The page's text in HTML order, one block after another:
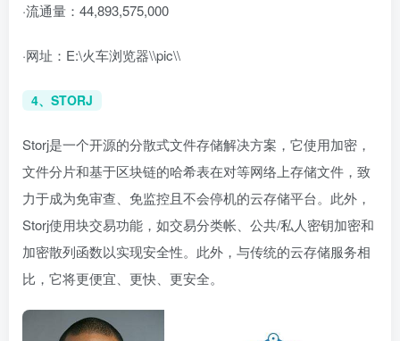
·流通量：44,893,575,000
·网址：E:\火车浏览器\\pic\\
4、STORJ
Storj是一个开源的分散式文件存储解决方案，它使用加密，
文件分片和基于区块链的哈希表在对等网络上存储文件，致
力于成为免审查、免监控且不会停机的云存储平台。此外，
Storj使用块交易功能，如交易分类帐、公共/私人密钥加密和
加密散列函数以实现安全性。此外，与传统的云存储服务相
比，它将更便宜、更快、更安全。